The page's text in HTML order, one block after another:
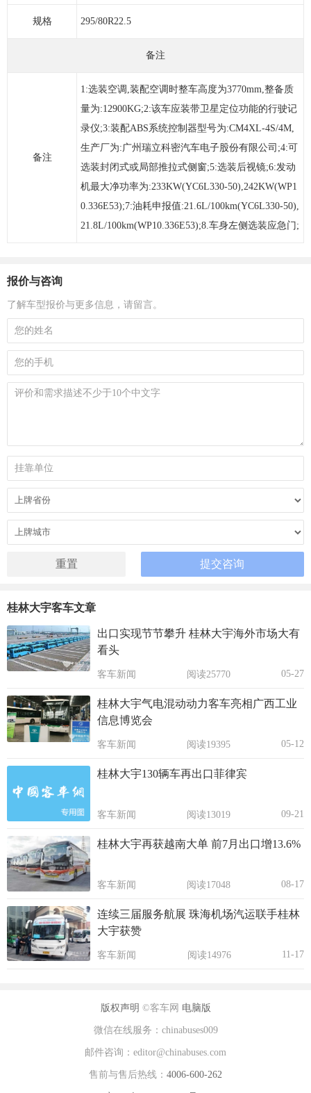
规格 295/80R22.5
备注
备注
1:选装空调,装配空调时整车高度为3770mm,整备质
量为:12900KG;2:该车应装带卫星定位功能的行驶记
录仪;3:装配ABS系统控制器型号为:CM4XL-4S/4M,
生产厂为:广州瑞立科密汽车电子股份有限公司;4:可
选装封闭式或局部推拉式侧窗;5:选装后视镜;6:发动
机最大净功率为:233KW(YC6L330-50),242KW(WP1
0.336E53);7:油耗申报值:21.6L/100km(YC6L330-50),
21.8L/100km(WP10.336E53);8.车身左侧选装应急门;
报价与咨询
了解车型报价与更多信息，请留言。
桂林大宇客车文章
出口实现节节攀升 桂林大宇海外市场大有
看头
客车新闻 阅读25770 05-27
桂林大宇气电混动动力客车亮相广西工业
信息博览会
客车新闻 阅读19395 05-12
桂林大宇130辆车再出口菲律宾
客车新闻 阅读13019 09-21
桂林大宇再获越南大单 前7月出口增13.6%
客车新闻 阅读17048 08-17
连续三届服务航展 珠海机场汽运联手桂林
大宇获赞
客车新闻 阅读14976 11-17
版权声明 ©客车网 电脑版
微信在线服务：chinabuses009
邮件咨询：editor@chinabuses.com
售前与售后热线： 4006-600-262